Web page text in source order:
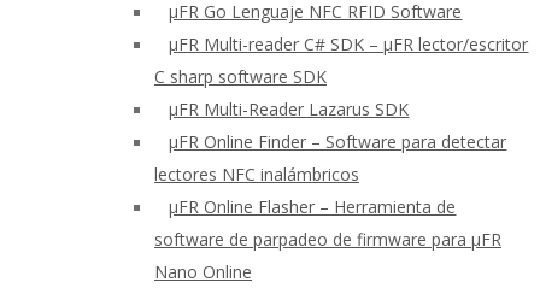
μFR Go Lenguaje NFC RFID Software
μFR Multi-reader C# SDK – μFR lector/escritor
C sharp software SDK
μFR Multi-Reader Lazarus SDK
μFR Online Finder – Software para detectar
lectores NFC inalámbricos
μFR Online Flasher – Herramienta de
software de parpadeo de firmware para μFR
Nano Online